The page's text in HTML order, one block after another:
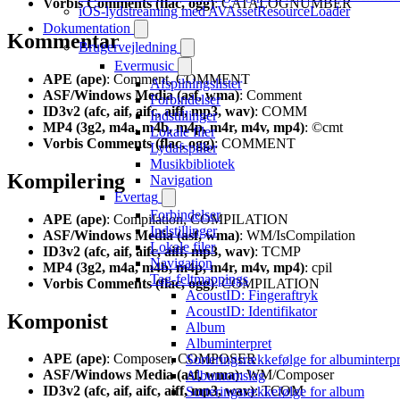
iOS-lydstreaming med AVAssetResourceLoader
Dokumentation
Brugervejledning
Evermusic
Afspilningslister
Forbindelser
Indstillinger
Lokale filer
Lydafspiller
Musikbibliotek
Navigation
Evertag
Forbindelser
Indstillinger
Lokale filer
Navigation
Tag-feltmappings
AcoustID: Fingeraftryk
AcoustID: Identifikator
Album
Albuminterpret
Sorteringsrækkefølge for
Albumomslag
Sorteringsrækkefølge for album
Vorbis Comments (flac, ogg): CATALOGNUMBER
Kommentar
APE (ape): Comment, COMMENT
ASF/Windows Media (asf, wma): Comment
ID3v2 (afc, aif, aifc, aiff, mp3, wav): COMM
MP4 (3g2, m4a, m4b, m4p, m4r, m4v, mp4): ©cmt
Vorbis Comments (flac, ogg): COMMENT
Kompilering
APE (ape): Compilation, COMPILATION
ASF/Windows Media (asf, wma): WM/IsCompilation
ID3v2 (afc, aif, aifc, aiff, mp3, wav): TCMP
MP4 (3g2, m4a, m4b, m4p, m4r, m4v, mp4): cpil
Vorbis Comments (flac, ogg): COMPILATION
Komponist
APE (ape): Composer, COMPOSER
ASF/Windows Media (asf, wma): WM/Composer
ID3v2 (afc, aif, aifc, aiff, mp3, wav): TCOM